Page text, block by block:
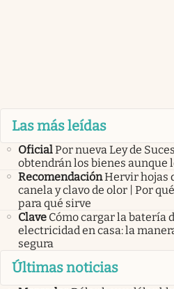
Las más leídas
OficialPor nueva Ley de
obtendrán los bienes
RecomendaciónHervir hojas
canela y clavo de olor | Por
para qué sirve
Clave Cómo cargar la batería
electricidad en casa: la
segura
Últimas noticias